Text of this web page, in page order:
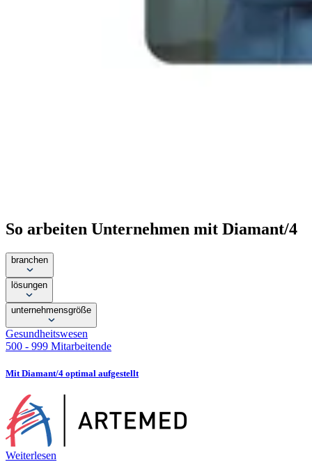
So arbeiten Unternehmen mit Diamant/4
branchen
lösungen
unternehmensgröße
Gesundheitswesen
500 - 999 Mitarbeitende
Mit Diamant/4 optimal aufgestellt
Weiterlesen